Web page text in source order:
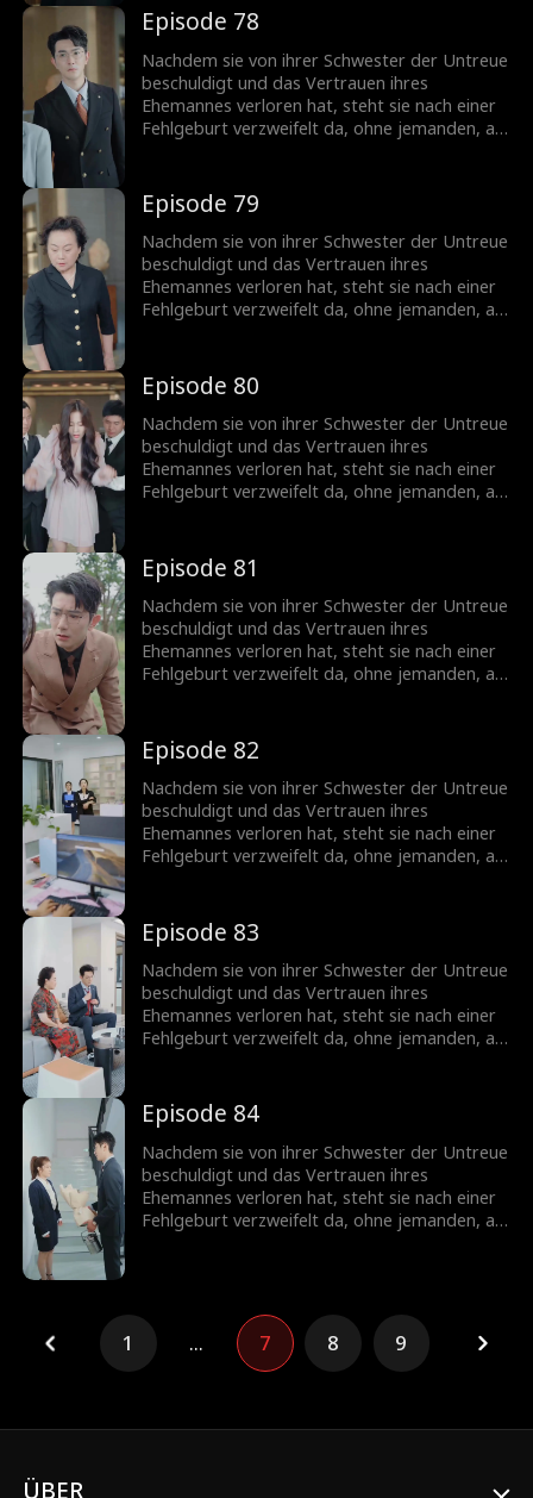
was ihr die Chance gibt, ihren Status
zurückzugewinnen. Als sie zurückkehrt,
schockiert ihre Anwesenheit ihren Ex-
Ehemann...
Episode 78
Nachdem sie von ihrer Schwester der Untreue
beschuldigt und das Vertrauen ihres
Ehemannes verloren hat, steht sie nach einer
Fehlgeburt verzweifelt da, ohne jemanden, an
was ihr die Chance gibt, ihren Status
zurückzugewinnen. Als sie zurückkehrt,
schockiert ihre Anwesenheit ihren Ex-
Ehemann...
Episode 79
Nachdem sie von ihrer Schwester der Untreue
beschuldigt und das Vertrauen ihres
Ehemannes verloren hat, steht sie nach einer
Fehlgeburt verzweifelt da, ohne jemanden, an
was ihr die Chance gibt, ihren Status
zurückzugewinnen. Als sie zurückkehrt,
schockiert ihre Anwesenheit ihren Ex-
Ehemann...
Episode 80
Nachdem sie von ihrer Schwester der Untreue
beschuldigt und das Vertrauen ihres
Ehemannes verloren hat, steht sie nach einer
Fehlgeburt verzweifelt da, ohne jemanden, an
was ihr die Chance gibt, ihren Status
zurückzugewinnen. Als sie zurückkehrt,
schockiert ihre Anwesenheit ihren Ex-
Ehemann...
Episode 81
Nachdem sie von ihrer Schwester der Untreue
beschuldigt und das Vertrauen ihres
Ehemannes verloren hat, steht sie nach einer
Fehlgeburt verzweifelt da, ohne jemanden, an
was ihr die Chance gibt, ihren Status
zurückzugewinnen. Als sie zurückkehrt,
schockiert ihre Anwesenheit ihren Ex-
Ehemann...
Episode 82
Nachdem sie von ihrer Schwester der Untreue
beschuldigt und das Vertrauen ihres
Ehemannes verloren hat, steht sie nach einer
Fehlgeburt verzweifelt da, ohne jemanden, an
was ihr die Chance gibt, ihren Status
zurückzugewinnen. Als sie zurückkehrt,
schockiert ihre Anwesenheit ihren Ex-
Ehemann...
Episode 83
Nachdem sie von ihrer Schwester der Untreue
beschuldigt und das Vertrauen ihres
Ehemannes verloren hat, steht sie nach einer
Fehlgeburt verzweifelt da, ohne jemanden, an
was ihr die Chance gibt, ihren Status
zurückzugewinnen. Als sie zurückkehrt,
schockiert ihre Anwesenheit ihren Ex-
Ehemann...
Episode 84
Nachdem sie von ihrer Schwester der Untreue
beschuldigt und das Vertrauen ihres
Ehemannes verloren hat, steht sie nach einer
Fehlgeburt verzweifelt da, ohne jemanden, an
zurückzugewinnen. Als sie zurückkehrt,
schockiert ihre Anwesenheit ihren Ex-
Ehemann...
1 ... 7 8 9
ÜBER